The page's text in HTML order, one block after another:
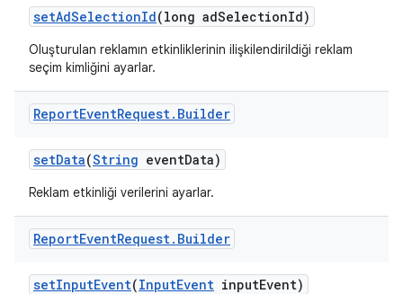
setAdSelectionId(long adSelectionId)
Oluşturulan reklamın etkinliklerinin ilişkilendirildiği reklam
seçim kimliğini ayarlar.
ReportEventRequest. Builder
setData(String eventData)
Reklam etkinliği verilerini ayarlar.
ReportEventRequest. Builder
setInputEvent(InputEvent inputEvent)